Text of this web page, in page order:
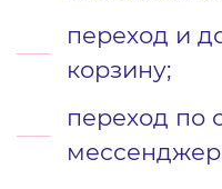
переход и
корзину;
переход по